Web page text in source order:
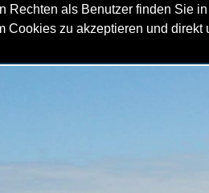
Rechten als Benutzer finden Sie
Cookies zu akzeptieren und
SEGELREVIERE